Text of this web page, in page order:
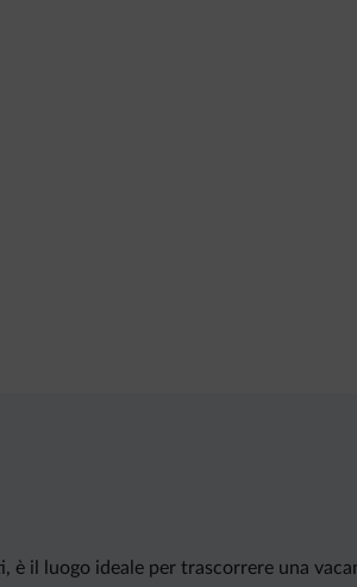
è il luogo ideale per trascorrere una